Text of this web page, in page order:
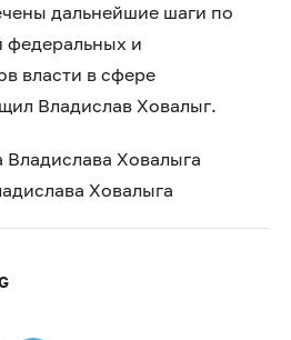
дальнейшие шаги по
федеральных и
власти в сфере
Владислав Ховалыг.
Ховалыга
Ховалыга